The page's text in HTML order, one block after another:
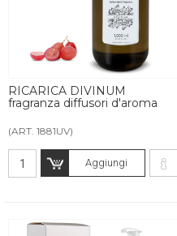
RICARICA DIVINUM
fragranza diffusori d'aroma
(ART. 1881UV)
Aggiungi